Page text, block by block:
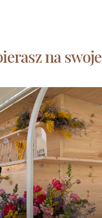
na swoje